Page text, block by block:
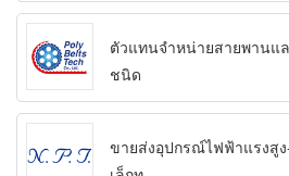
ตัวแทนจำหน่ายสายพานแ
ชนิด
ขายส่งอุปกรณ์ไฟฟ้าแรงสู